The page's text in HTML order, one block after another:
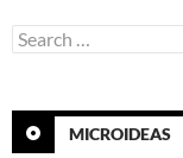
Search
for:
MICROIDEAS